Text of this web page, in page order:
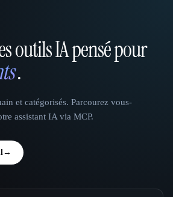
outils IA pensé pour
.
et catégorisés. Parcourez vous-
assistant IA via MCP.
→